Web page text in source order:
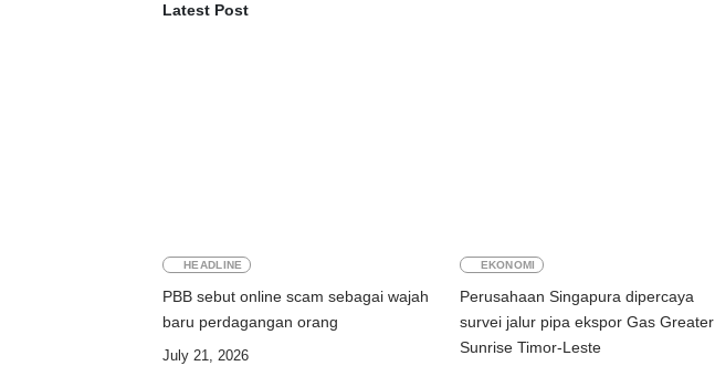
Latest Post
HEADLINE
PBB sebut online scam sebagai wajah
July 21, 2026
EKONOMI
Perusahaan Singapura dipercaya
survei jalur pipa ekspor Gas Greater